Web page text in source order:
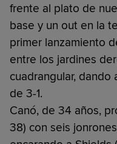
frente al plato de
base y un out en la
primer lanzamiento
entre los jardines
cuadrangular, dando
de 3-1.
Canó, de 34 años,
38) con seis